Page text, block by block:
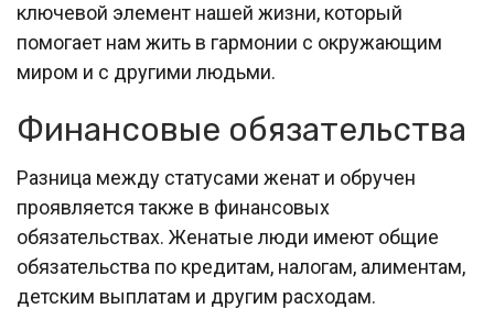
ключевой элемент нашей жизни, который
помогает нам жить в гармонии с окружающим
миром и с другими людьми.
Финансовые обязательства
Разница между статусами женат и обручен
проявляется также в финансовых
обязательствах. Женатые люди имеют общие
обязательства по кредитам, налогам, алиментам,
детским выплатам и другим расходам.